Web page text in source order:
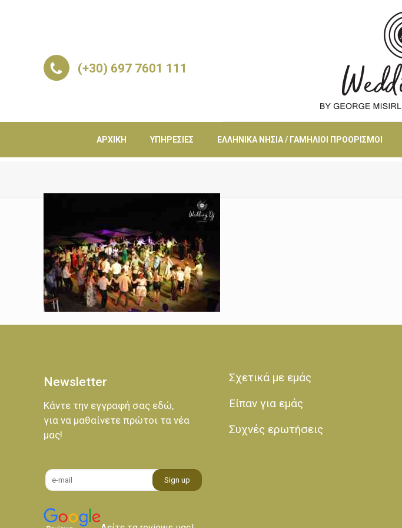
(+30) 697 7601 111
ΑΡΧΙΚΉ ΥΠΗΡΕΣΊΕΣ ΕΛΛΗΝΙΚΆ ΝΗΣΙΆ / ΓΑΜΉΛΙΟΙ ΠΡΟΟΡΙΣΜΟΊ
Newsletter
Κάντε την εγγραφή σας εδώ,
για να μαθαίνετε πρώτοι τα νέα
μας!
Σχετικά με εμάς
Είπαν για εμάς
Συχνές ερωτήσεις